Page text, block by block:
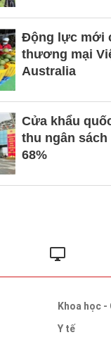
Động lực mới
thương mại
Australia
Cửa khẩu
thu ngân
68%
Khoa học -
Y tế